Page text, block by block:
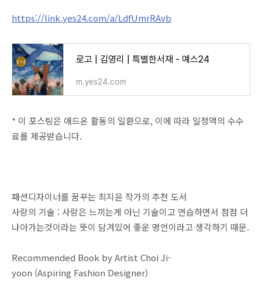
https://link.yes24.com/a/LdfUmrRAvb
로고 | 김영리 | 특별한서재 - 예스24
m.yes24.com
* 이 포스팅은 애드온 활동의 일환으로, 이에 따라 일정액의 수수
료를 제공받습니다.
패션디자이너를 꿈꾸는 최지윤 작가의 추천 도서
사랑의 기술 : 사랑은 느끼는게 아닌 기술이고 연습하면서 점점 더
나아가는것이라는 뜻이 담겨있어 좋운 명언이라고 생각하기 때문.
Recommended Book by Artist Choi Ji-
yoon (Aspiring Fashion Designer)